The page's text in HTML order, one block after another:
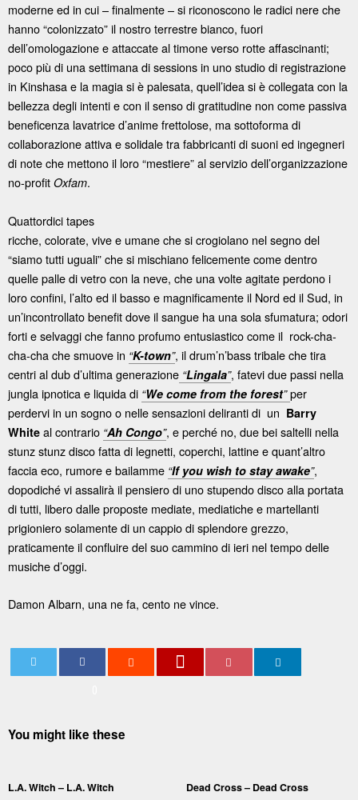
moderne ed in cui – finalmente – si riconoscono le radici nere che
hanno “colonizzato” il nostro terrestre bianco, fuori
dell’omologazione e attaccate al timone verso rotte affascinanti;
poco più di una settimana di sessions in uno studio di registrazione
in Kinshasa e la magia si è palesata, quell’idea si è collegata con la
bellezza degli intenti e con il senso di gratitudine non come passiva
beneficenza lavatrice d’anime frettolose, ma sottoforma di
collaborazione attiva e solidale tra fabbricanti di suoni ed ingegneri
di note che mettono il loro “mestiere” al servizio dell’organizzazione
no-profit Oxfam.
Quattordici tapes
ricche, colorate, vive e umane che si crogiolano nel segno del
“siamo tutti uguali” che si mischiano felicemente come dentro
quelle palle di vetro con la neve, che una volte agitate perdono i
loro confini, l’alto ed il basso e magnificamente il Nord ed il Sud, in
un’incontrollato benefit dove il sangue ha una sola sfumatura; odori
forti e selvaggi che fanno profumo entusiastico come il rock-cha-
cha-cha che smuove in “K-town”, il drum’n’bass tribale che tira
centri al dub d’ultima generazione “Lingala”, fatevi due passi nella
jungla ipnotica e liquida di “We come from the forest”per
perdervi in un sogno o nelle sensazioni deliranti di un Barry
White al contrario “Ah Congo”, e perché no, due bei saltelli nella
stunz stunz disco fatta di legnetti, coperchi, lattine e quant’altro
faccia eco, rumore e bailamme “If you wish to stay awake”,
dopodiché vi assalirà il pensiero di uno stupendo disco alla portata
di tutti, libero dalle proposte mediate, mediatiche e martellanti
prigioniero solamente di un cappio di splendore grezzo,
praticamente il confluire del suo cammino di ieri nel tempo delle
musiche d’oggi.
Damon Albarn, una ne fa, cento ne vince.
You might like these
L.A. Witch – L.A. Witch Dead Cross – Dead Cross